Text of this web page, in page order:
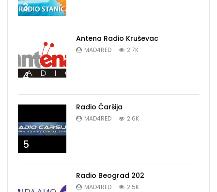
3
4
Antena Radio Kruševac
MAD4RED 2.7K
5
Radio Čaršija
MAD4RED 2.6K
Radio Beograd 202
MAD4RED 2.5K